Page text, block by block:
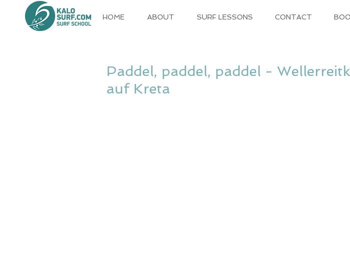
HOME ABOUT SURF LESSONS CONTACT
Paddel, paddel, paddel -
auf Kreta